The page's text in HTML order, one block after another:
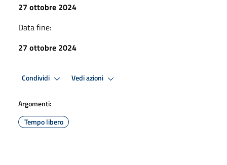
27 ottobre 2024
Data fine:
27 ottobre 2024
Condividi Vedi azioni
Argomenti:
Tempo libero